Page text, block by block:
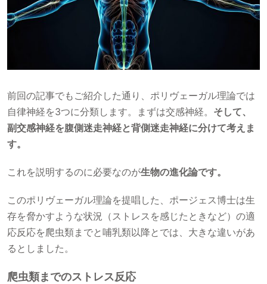
前回の記事でもご紹介した通り、ポリヴェーガル理論では
自律神経を3つに分類します。まずは交感神経。 そして、
副交感神経を腹側迷走神経と背側迷走神経に分けて考えま
す。
これを説明するのに必要なのが生物の進化論です。
このポリヴェーガル理論を提唱した、ポージェス博士は生
存を脅かすような状況（ストレスを感じたときなど）の適
応反応を爬虫類までと哺乳類以降とでは、大きな違いがあ
るとしました。
爬虫類までのストレス反応